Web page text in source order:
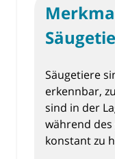
Säugetiere
erkennbar,
sind in der
während
konstant zu